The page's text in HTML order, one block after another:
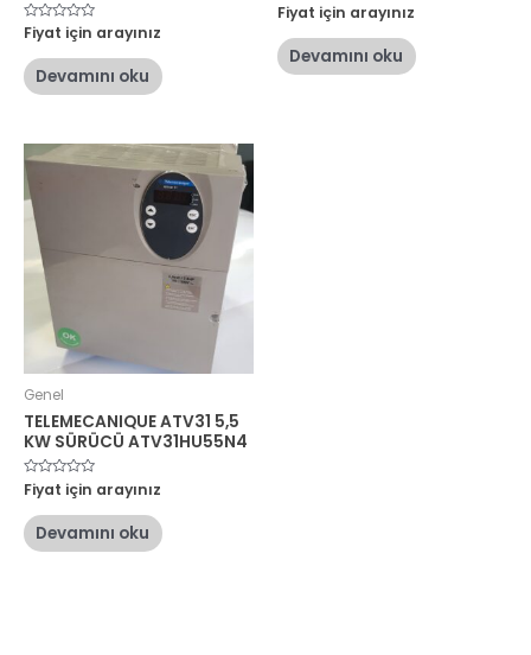
5
üzerinden
oy
aldı
Fiyat için arayınız
Devamını oku
5
üzerinden
oy
aldı
Fiyat için arayınız
Devamını oku
Genel
TELEMECANIQUE ATV31 5,5
KW SÜRÜCÜ ATV31HU55N4
5
üzerinden
oy
aldı
Fiyat için arayınız
Devamını oku